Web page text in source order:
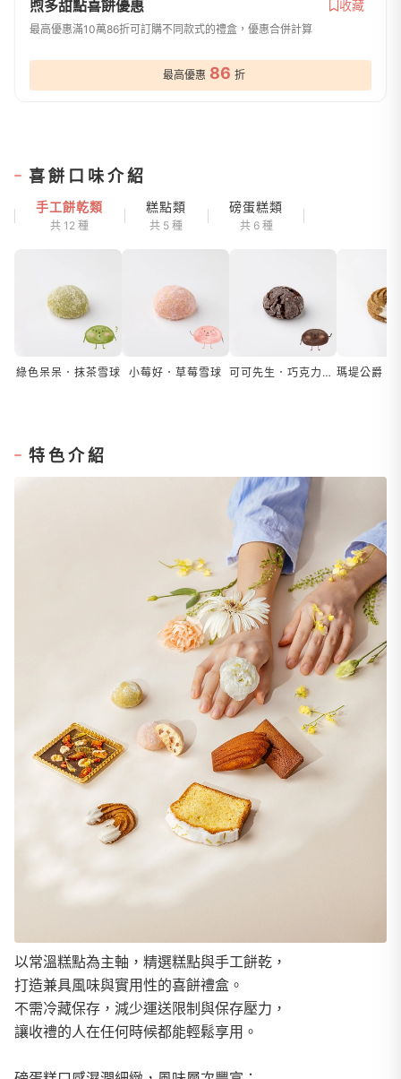
喜餅口味介紹
手工餅乾類
共 12 種
糕點類
共 5 種
磅蛋糕類
共 6 種
綠色呆呆．抹茶雪球 小莓好．草莓雪球 可可先生．巧克力岩石
煦多甜點喜餅優惠 收藏
最高優惠滿10萬86折可訂購不同款式的禮盒，優惠合併計算
最高優惠 86 折
特色介紹
以常溫糕點為主軸，精選糕點與手工餅乾，
打造兼具風味與實用性的喜餅禮盒。
不需冷藏保存，減少運送限制與保存壓力，
讓收禮的人在任何時候都能輕鬆享用。